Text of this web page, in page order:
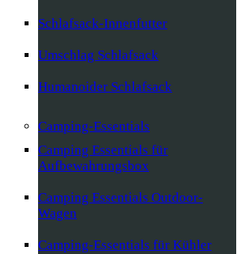
Schlafsack-Innenfutter
Umschlag Schlafsack
Humanoider Schlafsack
Camping-Essentials
Camping Essentials für
Aufbewahrungsbox
Camping Essentials Outdoor-
Wagen
Camping-Essentials für Kühler